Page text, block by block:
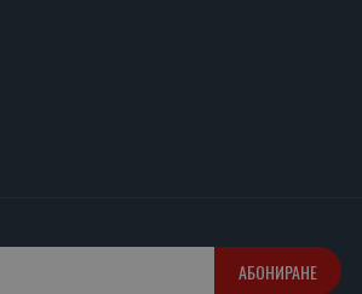
АБОНИРАНЕ